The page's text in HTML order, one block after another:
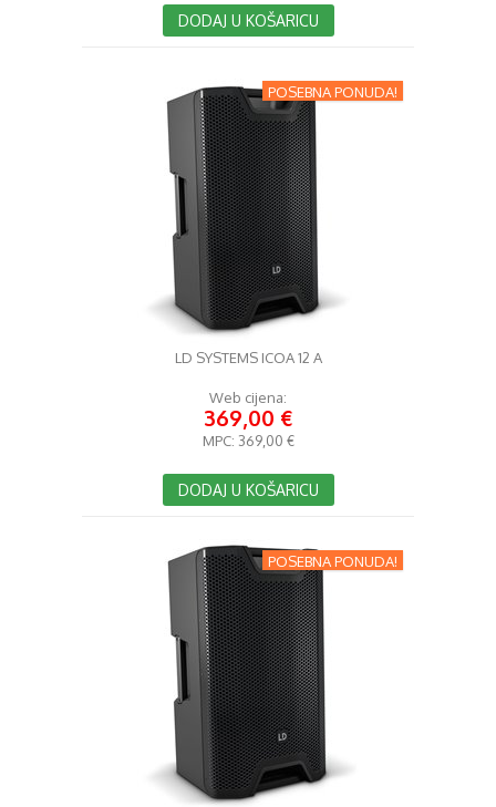
DODAJ U KOŠARICU
POSEBNA PONUDA!
LD SYSTEMS ICOA 12 A
Web cijena:
369,00 €
MPC: 369,00 €
DODAJ U KOŠARICU
POSEBNA PONUDA!